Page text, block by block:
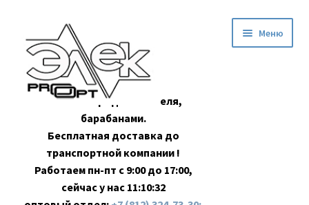
навигации
содержимому
Оптовая продажа кабеля,
барабанами.
Бесплатная доставка до
транспортной компании !
Работаем пн-пт с 9:00 до 17:00,
сейчас у нас 11:10:33
Меню